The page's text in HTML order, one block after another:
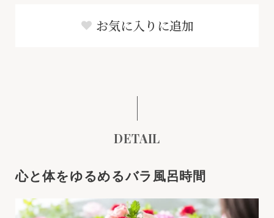
お気に入りに追加
DETAIL
心と体をゆるめるバラ風呂時間